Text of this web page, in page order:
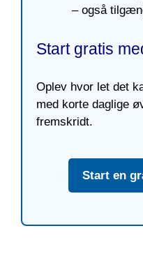
– også
Start gratis
Oplev hvor let det
med korte daglige
fremskridt.
Start en